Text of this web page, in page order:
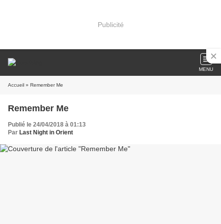
Publicité
MENU
Accueil » Remember Me
Remember Me
Publié le 24/04/2018 à 01:13
Par Last Night in Orient